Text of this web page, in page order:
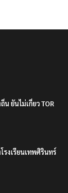
น ยันไม่เกี่ยว TOR
รงเรียนเทพศิรินทร์